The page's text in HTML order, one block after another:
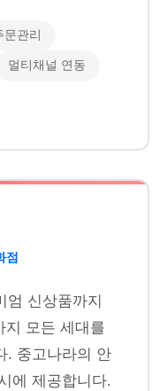
문관리
멀티채널 연동
점
엄 신상품까지
지 모든 세대를
. 중고나라의 안
에 제공합니다.